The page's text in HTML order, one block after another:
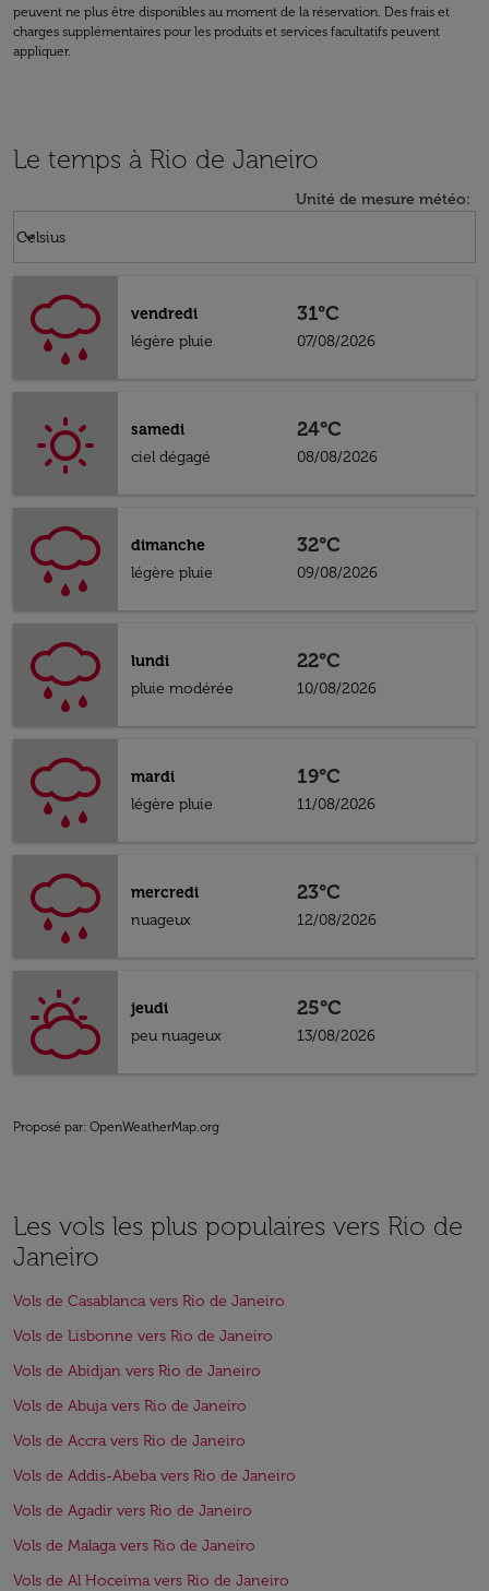
peuvent ne plus être disponibles au moment de la réservation. Des frais et
charges supplémentaires pour les produits et services facultatifs peuvent
appliquer.
Le temps à Rio de Janeiro
Unité de mesure météo:
Celsius
keyboard_arrow_down
vendredi
légère pluie
31°C
07/08/2026
samedi
ciel dégagé
24°C
08/08/2026
dimanche
légère pluie
32°C
09/08/2026
lundi
pluie modérée
22°C
10/08/2026
mardi
légère pluie
19°C
11/08/2026
mercredi
nuageux
23°C
12/08/2026
jeudi
peu nuageux
25°C
13/08/2026
Proposé par: OpenWeatherMap.org
Les vols les plus populaires vers Rio de
Janeiro
Vols de Casablanca vers Rio de Janeiro
Vols de Lisbonne vers Rio de Janeiro
Vols de Abidjan vers Rio de Janeiro
Vols de Abuja vers Rio de Janeiro
Vols de Accra vers Rio de Janeiro
Vols de Addis-Abeba vers Rio de Janeiro
Vols de Agadir vers Rio de Janeiro
Vols de Malaga vers Rio de Janeiro
Vols de Al Hoceïma vers Rio de Janeiro